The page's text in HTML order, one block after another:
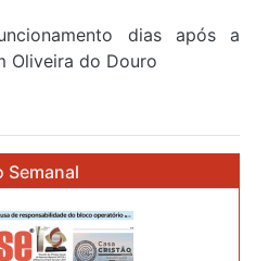
dias após a
Oliveira do Douro
Semanal